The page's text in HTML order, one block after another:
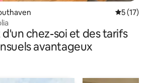
5 (17)
chez-soi et des tarifs
avantageux